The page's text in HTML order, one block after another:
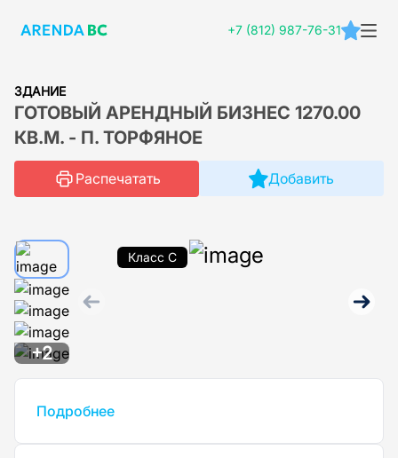
+7 (812) 987-76-31
ЗДАНИЕ
ГОТОВЫЙ АРЕНДНЫЙ БИЗНЕС 1270.00
КВ.М. - П. ТОРФЯНОЕ
Распечатать Добавить
Класс C
+2
Подробнее